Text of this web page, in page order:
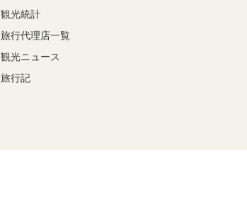
観光統計
旅行代理店一覧
観光ニュース
旅行記